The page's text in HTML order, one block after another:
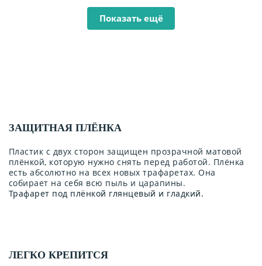
Показать ещё
ЗАЩИТНАЯ ПЛЁНКА
Пластик с двух сторон защищен прозрачной матовой
плёнкой, которую нужно снять перед работой. Плёнка
есть абсолютно на всех новых трафаретах. Она
собирает на себя всю пыль и царапины.
Трафарет под плёнкой глянцевый и гладкий.
ЛЕГКО КРЕПИТСЯ